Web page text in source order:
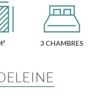
3 CHAMBRES